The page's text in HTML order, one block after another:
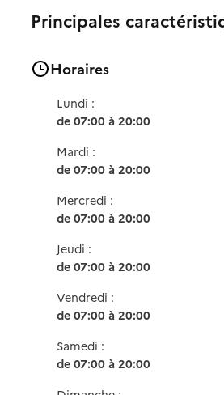
Principales
Horaires
Lundi :
de 07:00 à 20:00
Mardi :
de 07:00 à 20:00
Mercredi :
de 07:00 à 20:00
Jeudi :
de 07:00 à 20:00
Vendredi :
de 07:00 à 20:00
Samedi :
de 07:00 à 20:00